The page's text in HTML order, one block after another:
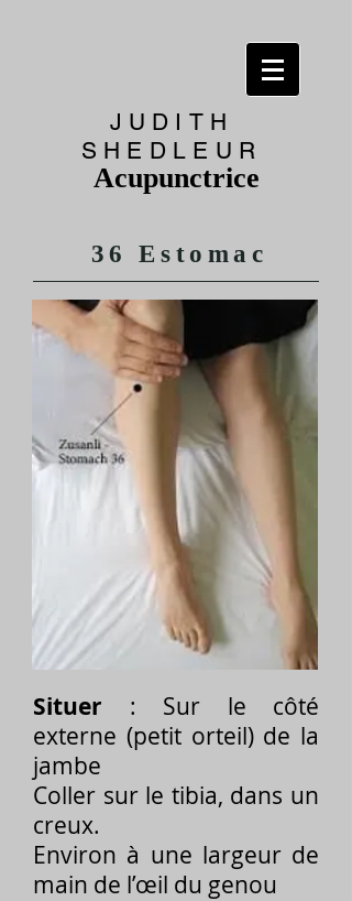
JUDITH
SHEDLEUR
Acupunctrice
36 Estomac
Situer : Sur le côté
externe (petit orteil) de la
jambe
Coller sur le tibia, dans un
creux.
Environ à une largeur de
main de l’œil du genou